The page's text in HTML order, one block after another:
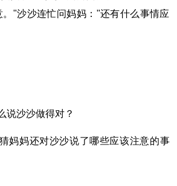
"沙沙连忙问妈妈："还有什么事情应
说沙沙做得对？
妈妈还对沙沙说了哪些应该注意的事